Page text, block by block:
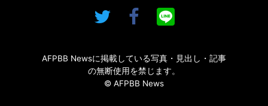
AFPBB Newsに掲載している写真・見出し・記事
の無断使用を禁じます。
© AFPBB News